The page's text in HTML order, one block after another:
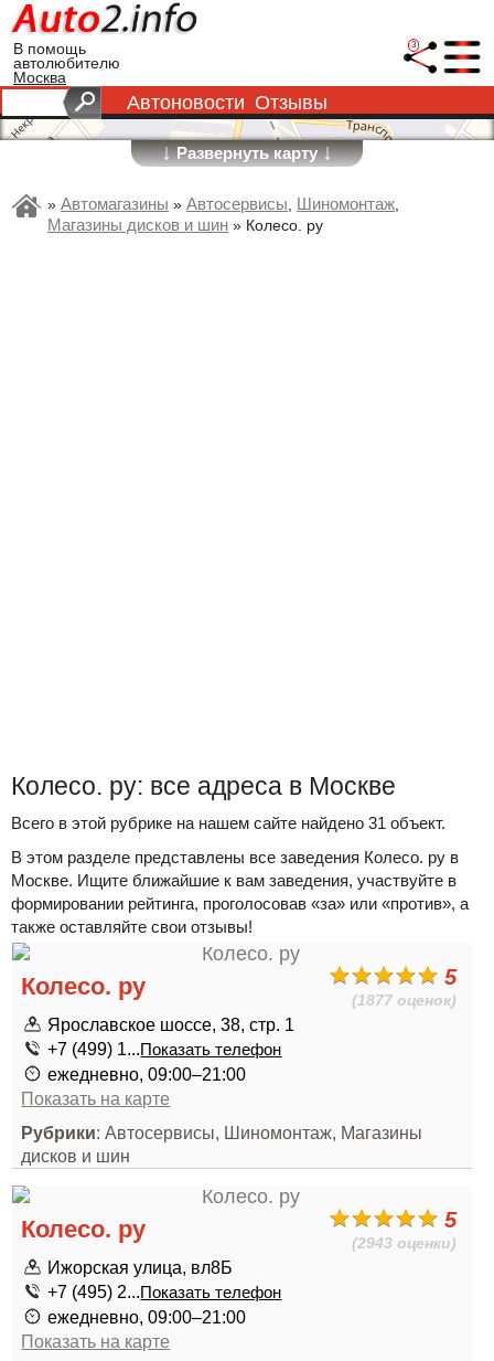
В помощь
автолюбителю
Москва
3
Автоновости Отзывы
↓Развернуть карту↓
» Автомагазины » Автосервисы, Шиномонтаж,
Магазины дисков и шин » Колесо. ру
Колесо. ру: все адреса в Москве
Всего в этой рубрике на нашем сайте найдено 31 объект.
В этом разделе представлены все заведения Колесо. ру в
Москве. Ищите ближайшие к вам заведения, участвуйте в
формировании рейтинга, проголосовав «за» или «против», а
также оставляйте свои отзывы!
5
(1877 оценок)
Колесо. ру
Ярославское шоссе, 38, стр. 1
+7 (499) 1...Показать телефон
ежедневно, 09:00–21:00
Показать на карте
Рубрики: Автосервисы, Шиномонтаж, Магазины
дисков и шин
5
(2943 оценки)
Колесо. ру
Ижорская улица, вл8Б
+7 (495) 2...Показать телефон
ежедневно, 09:00–21:00
Показать на карте